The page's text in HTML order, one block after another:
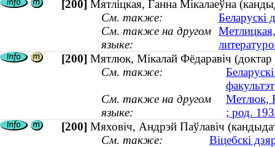
[200] Мятліцкая, Ганна Мікалаеўна
См. также:
Беларускі
См. также на другом
языке:
[200] Мятлюк, Мікалай Фёдаравіч
См. также:
факультэт
См. также на другом
языке:
Метлюк,
; род.
[200] Мяховіч, Андрэй Паўлавіч
См. также:
Віцебскі